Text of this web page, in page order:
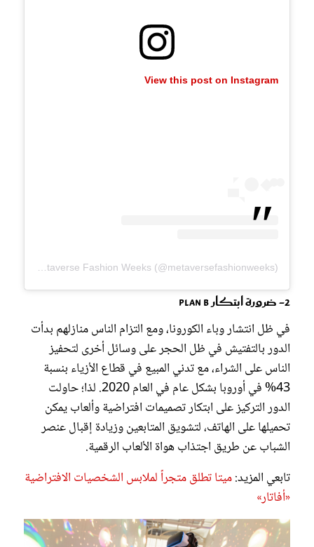
View this post on Instagram
A post shared by Metaverse Fashion Weeks (@metaversefashionweeks)
2- ضرورة ابتكار Plan B
في ظل انتشار وباء الكورونا، ومع التزام الناس منازلهم بدأت
الدور بالتفتيش في ظل الحجر على وسائل أخرى لتحفيز
الناس على الشراء، مع تدني المبيع في قطاع الأزياء بنسبة
43% في أوروبا بشكل عام في العام 2020. لذا؛ حاولت
الدور التركيز على ابتكار تصميمات افتراضية وألعاب يمكن
تحميلها على الهاتف، لتشويق المتابعين وزيادة إقبال عنصر
الشباب عن طريق اجتذاب هواة الألعاب الرقمية.
تابعي المزيد:ميتا تطلق متجراً لملابس الشخصيات الافتراضية
«أفاتار»